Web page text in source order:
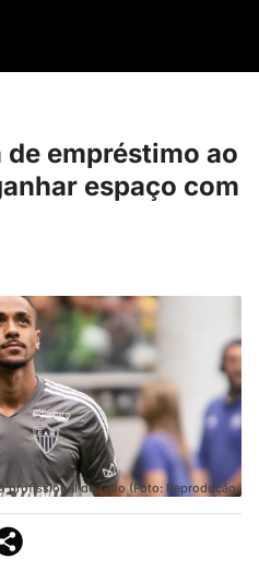
empréstimo ao
espaço com
profissional do Galo (Foto: Reprodução